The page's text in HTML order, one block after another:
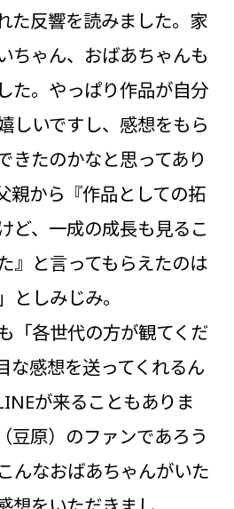
た反響を読みました。家
ちゃん、おばあちゃんも
た。やっぱり作品が自分
しいですし、感想をもら
きたのかなと思ってあり
親から『作品としての拓
ど、一成の成長も見るこ
』と言ってもらえたのは
としみじみ。
「各世代の方が観てくだ
な感想を送ってくれるん
が来ることもありま
豆原）のファンであろう
んなおばあちゃんがいた